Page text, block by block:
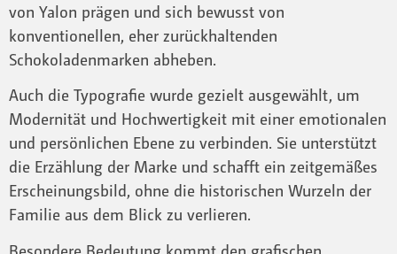
von Yalon prägen und sich bewusst von
konventionellen, eher zurückhaltenden
Schokoladenmarken abheben.
Auch die Typografie wurde gezielt ausgewählt, um
Modernität und Hochwertigkeit mit einer emotionalen
und persönlichen Ebene zu verbinden. Sie unterstützt
die Erzählung der Marke und schafft ein zeitgemäßes
Erscheinungsbild, ohne die historischen Wurzeln der
Familie aus dem Blick zu verlieren.